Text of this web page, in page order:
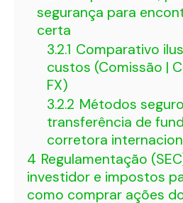
segurança para
certa
3.2.1 Comparativo
custos (Comissão |
FX)
3.2.2 Métodos
transferência de
corretora
4 Regulamentação
investidor e impostos
como comprar ações